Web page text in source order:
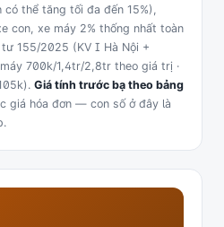
có thể tăng tối đa đến 15%),
con, xe máy 2% thống nhất toàn
155/2025 (KV I Hà Nội +
700k/1,4tr/2,8tr theo giá trị ·
Giá tính trước bạ theo bảng
giá hóa đơn — con số ở đây là